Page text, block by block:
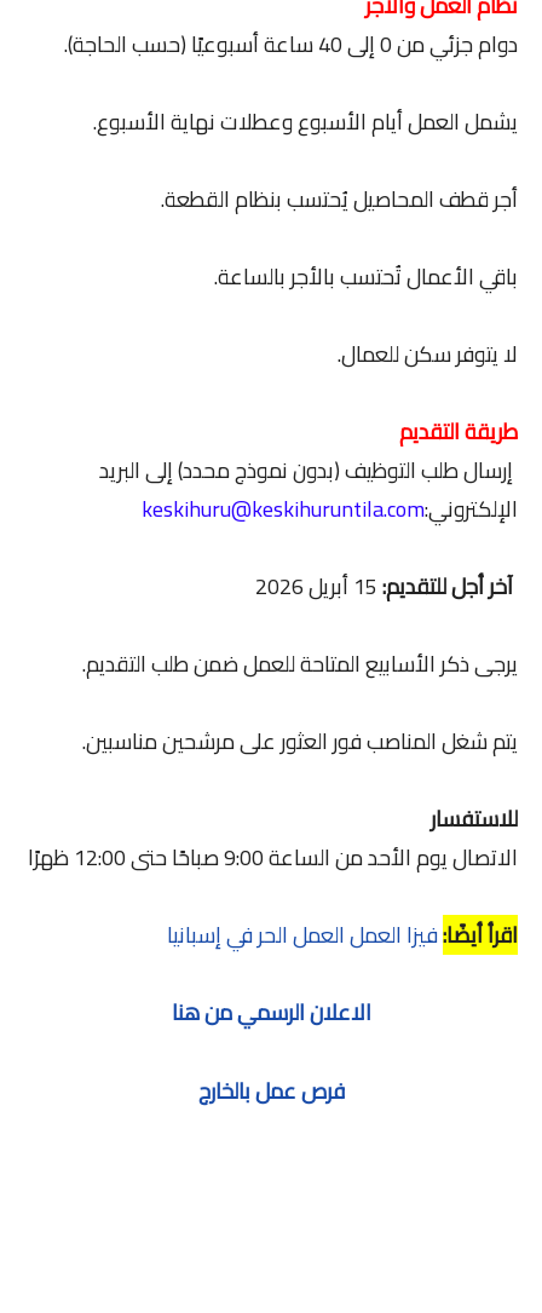
دوام جزئي من 0 إلى 40 ساعة أسبوعيًا (حسب الحاجة).
يشمل العمل أيام الأسبوع وعطلات نهاية الأسبوع.
أجر قطف المحاصيل يُحتسب بنظام القطعة.
باقي الأعمال تُحتسب بالأجر بالساعة.
لا يتوفر سكن للعمال.
طريقة التقديم
إرسال طلب التوظيف (بدون نموذج محدد) إلى البريد
الإلكتروني:keskihuru@keskihuruntila.com
آخر أجل للتقديم:15 أبريل 2026
يرجى ذكر الأسابيع المتاحة للعمل ضمن طلب التقديم.
يتم شغل المناصب فور العثور على مرشحين مناسبين.
للاستفسار
الاتصال يوم الأحد من الساعة 9:00 صباحًا حتى 12:00 ظهرًا
اقرأ أيضًا:فيزا العمل العمل الحر في إسبانيا
الاعلان الرسمي من هنا
فرص عمل بالخارج